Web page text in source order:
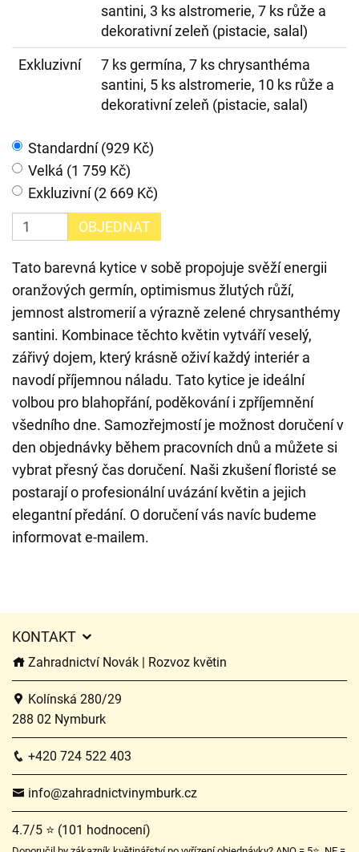
santini, 3 ks alstromerie, 7 ks růže a
dekorativní zeleň (pistacie, salal)
Exkluzivní
7 ks germína, 7 ks chrysanthéma
santini, 5 ks alstromerie, 10 ks růže a
dekorativní zeleň (pistacie, salal)
Standardní (929 Kč)
Velká (1 759 Kč)
Exkluzivní (2 669 Kč)
OBJEDNAT
Tato barevná kytice v sobě propojuje svěží energii
oranžových germín, optimismus žlutých růží,
jemnost alstromerií a výrazně zelené chrysanthémy
santini. Kombinace těchto květin vytváří veselý,
zářivý dojem, který krásně oživí každý interiér a
navodí příjemnou náladu. Tato kytice je ideální
volbou pro blahopřání, poděkování i zpříjemnění
všedního dne. Samozřejmostí je možnost doručení v
den objednávky během pracovních dnů a můžete si
vybrat přesný čas doručení. Naši zkušení floristé se
postarají o profesionální uvázání květin a jejich
elegantní předání. O doručení vás navíc budeme
informovat e-mailem.
KONTAKT
Zahradnictví Novák | Rozvoz květin
Kolínská 280/29
288 02 Nymburk
+420 724 522 403
info@zahradnictvinymburk.cz
4.7/5 ⭐ (101 hodnocení)